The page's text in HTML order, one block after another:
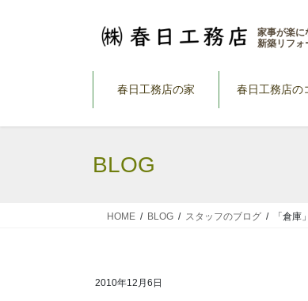
家事が楽
新築リフォ
春日工務店の家 春日工務店の
BLOG
HOME BLOG スタッフのブログ 「倉
2010年12月6日